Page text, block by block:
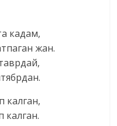
кадам,
жан.
калган,
калган.